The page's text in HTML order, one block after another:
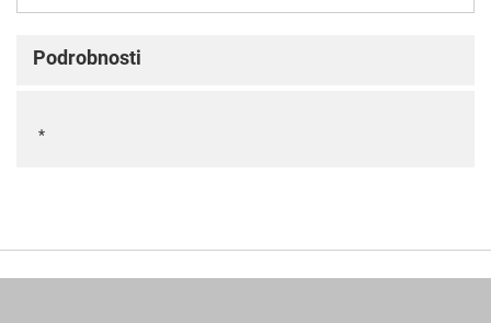
Podrobnosti
*